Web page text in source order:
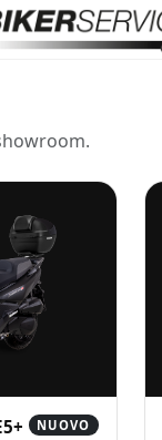
NUOVO